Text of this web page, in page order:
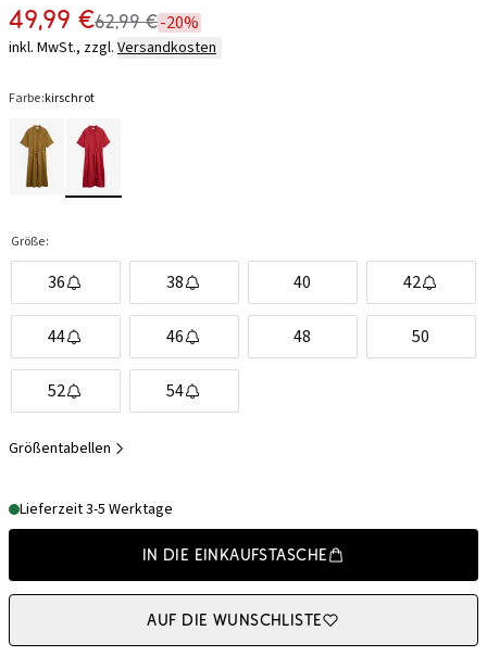
49,99 €62,99 €-20%
inkl. MwSt., zzgl. Versandkosten
Farbe:kirschrot
Größe:
36 38 40 42
44 46 48 50
52 54
Größentabellen
Lieferzeit 3-5 Werktage
In die Einkaufstasche
Auf die Wunschliste